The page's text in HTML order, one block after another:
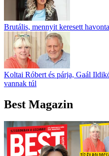
Brutális, mennyit keresett
Koltai Róbert és párja, Gaál
vannak túl
Best Magazin